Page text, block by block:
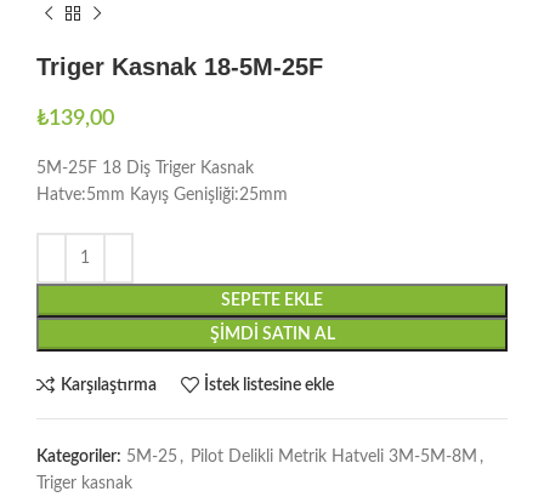
Triger Kasnak 18-5M-25F
₺139,00
5M-25F 18 Diş Triger Kasnak
Hatve:5mm Kayış Genişliği:25mm
SEPETE EKLE
ŞIMDI SATIN AL
Karşılaştırma İstek listesine ekle
Kategoriler: 5M-25 , Pilot Delikli Metrik Hatveli 3M-5M-8M ,
Triger kasnak